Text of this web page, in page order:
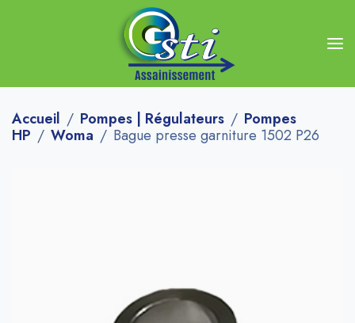
Accueil Pompes | Régulateurs
Pompes
HP
Woma Bague presse garniture 1502 P26